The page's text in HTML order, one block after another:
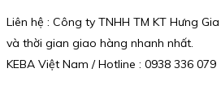
Liên hệ : Công ty TNHH TM KT Hưng
và thời gian giao hàng nhanh nhất.
KEBA Việt Nam / Hotline : 0938 336 079